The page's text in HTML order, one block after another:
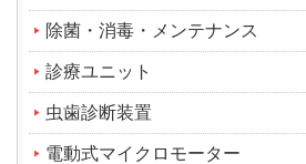
除菌・消毒・メンテナンス
診療ユニット
虫歯診断装置
電動式マイクロモーター